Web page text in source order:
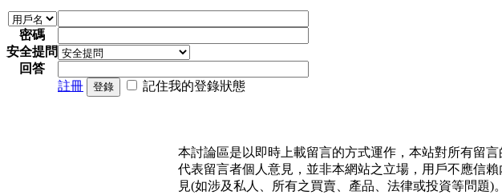
密碼
安全提問
回答
註冊
登錄 記住我的登錄狀態
本討論區是以即時上載留言的方式運作，本站對所有留
代表留言者個人意見，並非本網站之立場，用戶不應信
見(如涉及私人、所有之買賣、產品、法律或投資等問題